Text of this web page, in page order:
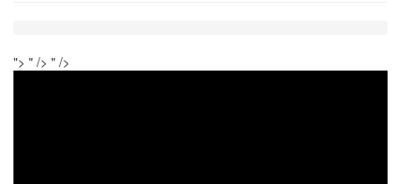
"> " /> " />